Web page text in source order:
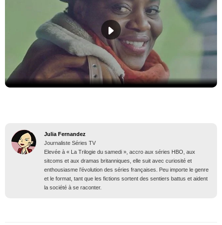
Julia Fernandez
Journaliste Séries TV
Elevée à « La Trilogie du samedi », accro aux séries HBO, aux
sitcoms et aux dramas britanniques, elle suit avec curiosité et
enthousiasme l’évolution des séries françaises. Peu importe le genre
et le format, tant que les fictions sortent des sentiers battus et aident
la société à se raconter.